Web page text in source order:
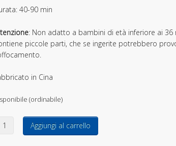
40-90 min
: Non adatto a bambini di età inferiore ai 36
piccole parti, che se ingerite potrebbero
in Cina
(ordinabile)
Aggiungi al carrello